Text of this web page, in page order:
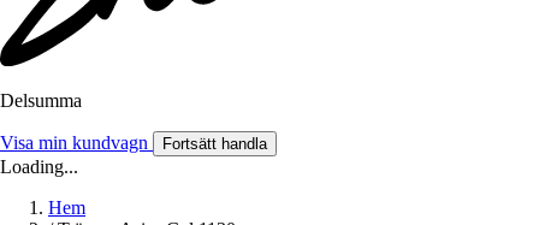
Delsumma
Visa min kundvagn Fortsätt handla
Loading...
Hem